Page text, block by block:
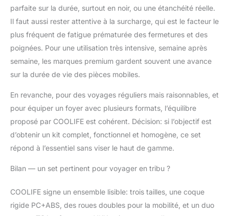
parfaite sur la durée, surtout en noir, ou une étanchéité réelle.
Il faut aussi rester attentive à la surcharge, qui est le facteur le
plus fréquent de fatigue prématurée des fermetures et des
poignées. Pour une utilisation très intensive, semaine après
semaine, les marques premium gardent souvent une avance
sur la durée de vie des pièces mobiles.
En revanche, pour des voyages réguliers mais raisonnables, et
pour équiper un foyer avec plusieurs formats, l’équilibre
proposé par COOLIFE est cohérent. Décision: si l’objectif est
d’obtenir un kit complet, fonctionnel et homogène, ce set
répond à l’essentiel sans viser le haut de gamme.
Bilan — un set pertinent pour voyager en tribu ?
COOLIFE signe un ensemble lisible: trois tailles, une coque
rigide PC+ABS, des roues doubles pour la mobilité, et un duo